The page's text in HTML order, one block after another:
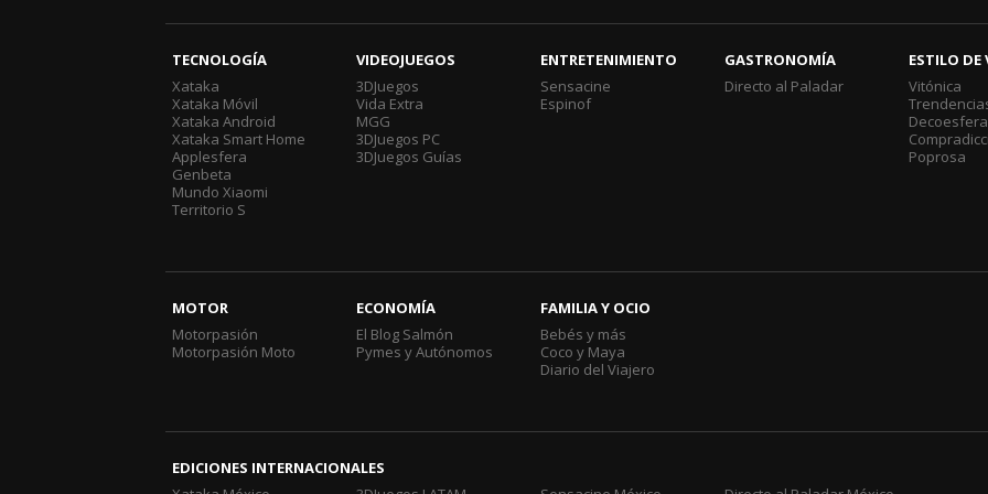
TECNOLOGÍA
Xataka
Xataka Móvil
Xataka Android
Xataka Smart Home
Applesfera
Genbeta
Mundo Xiaomi
Territorio S
VIDEOJUEGOS
3DJuegos
Vida Extra
MGG
3DJuegos PC
3DJuegos Guías
ENTRETENIMIENTO
Sensacine
Espinof
GASTRONOMÍA
Directo al Paladar
ESTILO DE
Vitónica
Decoesfera
Poprosa
MOTOR
Motorpasión
Motorpasión Moto
ECONOMÍA
El Blog Salmón
Pymes y Autónomos
FAMILIA Y OCIO
Bebés y más
Coco y Maya
Diario del Viajero
EDICIONES INTERNACIONALES